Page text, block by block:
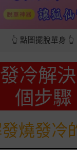
👆 點圖擺脫單身 👆
發冷解
個步驟
燒發冷